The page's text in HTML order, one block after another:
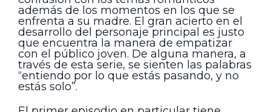
además de los momentos en los que se
enfrenta a su madre. El gran acierto en el
desarrollo del personaje principal es justo
que encuentra la manera de empatizar
con el público joven. De alguna manera, a
través de esta serie, se sienten las palabras
“entiendo por lo que estás pasando, y no
estás solo”.